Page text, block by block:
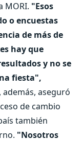
MORI. "Esos
o encuestas
de más de
hay que
y no se
fiesta",
además, aseguró
de cambio
también
"Nosotros